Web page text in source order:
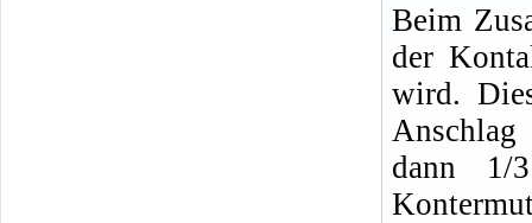
Beim
der
wird.
dann 1/